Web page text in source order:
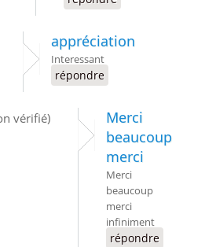
appréciation
Interessant
répondre
vérifié)
Merci
beaucoup
merci
Merci
beaucoup
merci
infiniment
répondre